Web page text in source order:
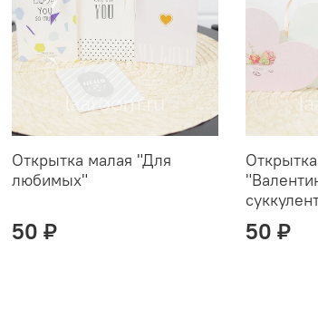
Открытка малая "Для
любимых"
50 ₽ 50 ₽